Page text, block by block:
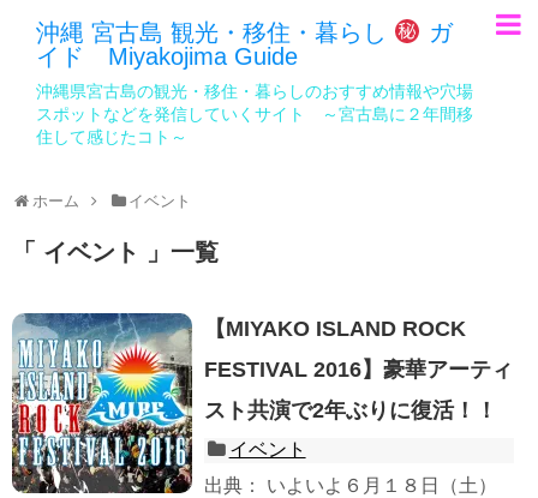
沖縄 宮古島 観光・移住・暮らし
ガ
イド Miyakojima Guide
沖縄県宮古島の観光・移住・暮らしのおすすめ情報や穴場
スポットなどを発信していくサイト ～宮古島に２年間移
住して感じたコト～
ホーム イベント
イベント 一覧
【MIYAKO ISLAND ROCK
FESTIVAL 2016】豪華アーティ
スト共演で2年ぶりに復活！！
イベント
出典： いよいよ６月１８日（土）